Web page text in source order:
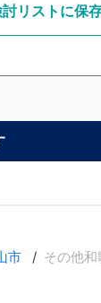
リストに保
市 その他